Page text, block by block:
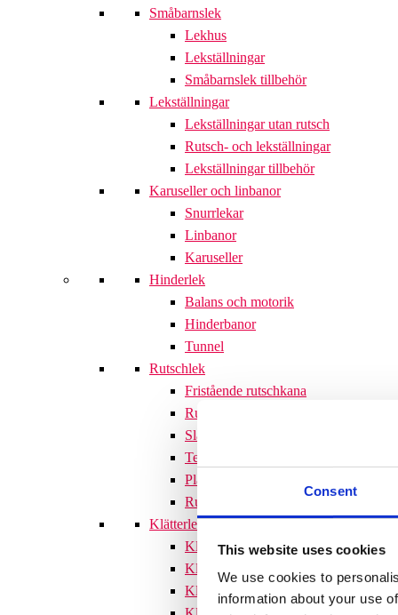
Consent
This website uses cookies
We use cookies to
information about your use
Småbarnslek
Lekhus
Lekställningar
Småbarnslek tillbehör
Lekställningar
Lekställningar utan rutsch
Rutsch- och lekställningar
Lekställningar tillbehör
Karuseller och linbanor
Snurrlekar
Linbanor
Karuseller
Hinderlek
Balans och motorik
Hinderbanor
Tunnel
Rutschlek
Fristående rutschkana
Rutschkanor till lekställningar
Släntrutschkana
Terrängtrappor
Plattformar
Rutschlek tillbehör
Klätterlek
Klätterställningar
Klätterställning med rutschkana
Klätternät